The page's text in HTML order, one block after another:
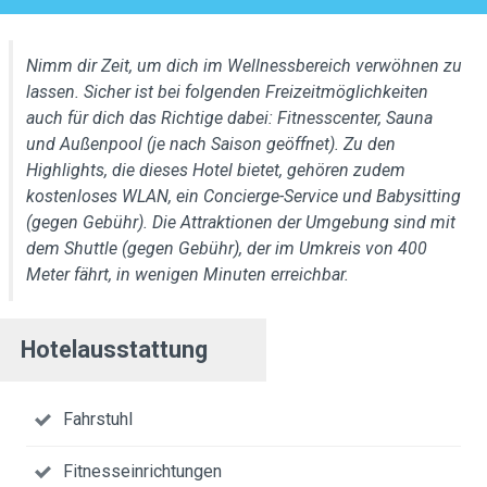
Nimm dir Zeit, um dich im Wellnessbereich verwöhnen zu
lassen. Sicher ist bei folgenden Freizeitmöglichkeiten
auch für dich das Richtige dabei: Fitnesscenter, Sauna
und Außenpool (je nach Saison geöffnet). Zu den
Highlights, die dieses Hotel bietet, gehören zudem
kostenloses WLAN, ein Concierge-Service und Babysitting
(gegen Gebühr). Die Attraktionen der Umgebung sind mit
dem Shuttle (gegen Gebühr), der im Umkreis von 400
Meter fährt, in wenigen Minuten erreichbar.
Hotelausstattung
Fahrstuhl
Fitnesseinrichtungen